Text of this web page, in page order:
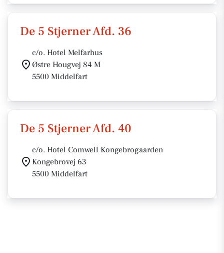
De 5 Stjerner Afd. 36
c/o. Hotel Melfarhus
Østre Hougvej 84 M
5500 Middelfart
De 5 Stjerner Afd. 40
c/o. Hotel Comwell Kongebrogaarden
Kongebrovej 63
5500 Middelfart